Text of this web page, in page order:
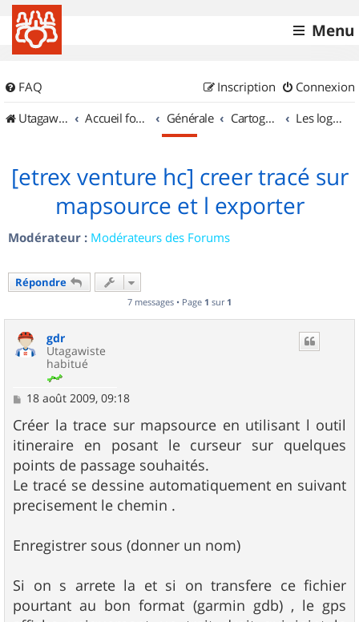
Menu
FAQ Connexion
Inscription
UtagawaVTT (Randos VTT et VTTAE avec traces GPS)
Accueil forum Générale Cartographie et GPS Les logiciels
[etrex venture hc] creer tracé sur
mapsource et l exporter
Modérateur : Modérateurs des Forums
Répondre
7 messages • Page 1 sur 1
gdr
Utagawiste
habitué
M
s
s
a
g
e
18 août 2009, 09:18
Créer la trace sur mapsource en utilisant l outil
itineraire en posant le curseur sur quelques
points de passage souhaités.
Le tracé se dessine automatiquement en suivant
precisement le chemin .
Enregistrer sous (donner un nom)
Si on s arrete la et si on transfere ce fichier
pourtant au bon format (garmin gdb) , le gps